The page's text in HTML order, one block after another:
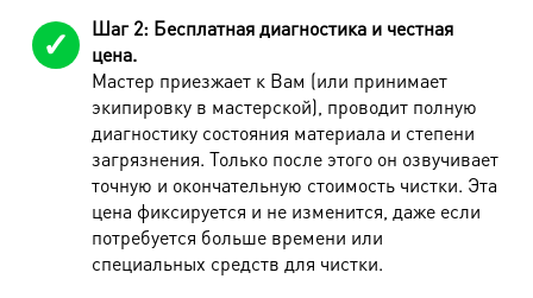
Комбинезон утепленный
1600 руб.
Полукомбинезон (утепл. брюки)
800 руб.
Толстовка, куртка спортивная
550 руб.
Толстовка, куртка спортивная с капюшоном
660 руб.
Верхняя одежда
Шаг 2: Бесплатная диагностика и честная
цена.
Мастер приезжает к Вам (или принимает
экипировку в мастерской), проводит полную
диагностику состояния материала и степени
загрязнения. Только после этого он озвучивает
точную и окончательную стоимость чистки. Эта
цена фиксируется и не изменится, даже если
потребуется больше времени или
специальных средств для чистки.